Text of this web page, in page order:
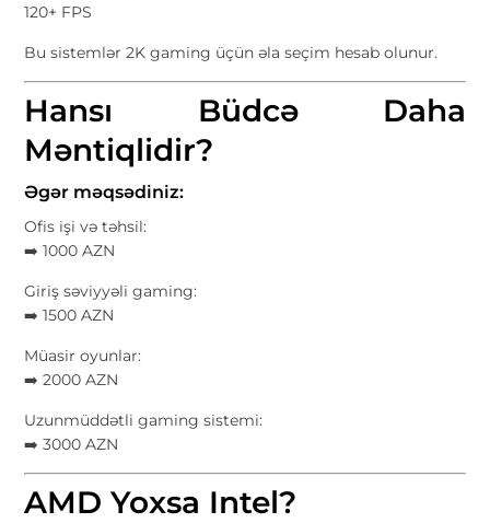
120+ FPS
Bu sistemlər 2K gaming üçün əla seçim hesab olunur.
Hansı Büdcə Daha
Məntiqlidir?
Əgər məqsədiniz:
Ofis işi və təhsil:
➡️ 1000 AZN
Giriş səviyyəli gaming:
➡️ 1500 AZN
Müasir oyunlar:
➡️ 2000 AZN
Uzunmüddətli gaming sistemi:
➡️ 3000 AZN
AMD Yoxsa Intel?